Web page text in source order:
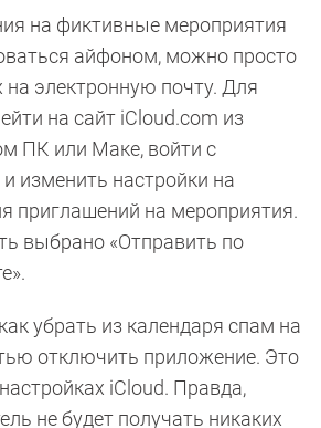
на фиктивные мероприятия
айфоном, можно просто
на электронную почту. Для
на сайт iCloud.com из
ПК или Маке, войти с
изменить настройки на
приглашений на мероприятия.
выбрано «Отправить по
убрать из календаря спам на
отключить приложение. Это
iCloud. Правда,
не будет получать никаких